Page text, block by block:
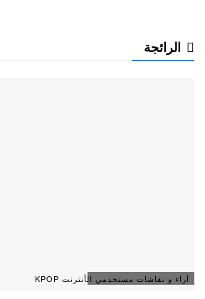
الرائجة
آراء و نقاشات مستخدمي الأنترنت KPOP